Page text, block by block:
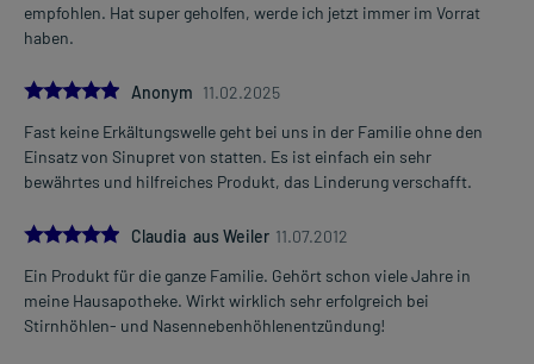
empfohlen. Hat super geholfen, werde ich jetzt immer im Vorrat
haben.
5.0Anonym 11.02.2025
Fast keine Erkältungswelle geht bei uns in der Familie ohne den
Einsatz von Sinupret von statten. Es ist einfach ein sehr
bewährtes und hilfreiches Produkt, das Linderung verschafft.
5.0
Claudia aus Weiler 11.07.2012
Ein Produkt für die ganze Familie. Gehört schon viele Jahre in
meine Hausapotheke. Wirkt wirklich sehr erfolgreich bei
Stirnhöhlen- und Nasennebenhöhlenentzündung!